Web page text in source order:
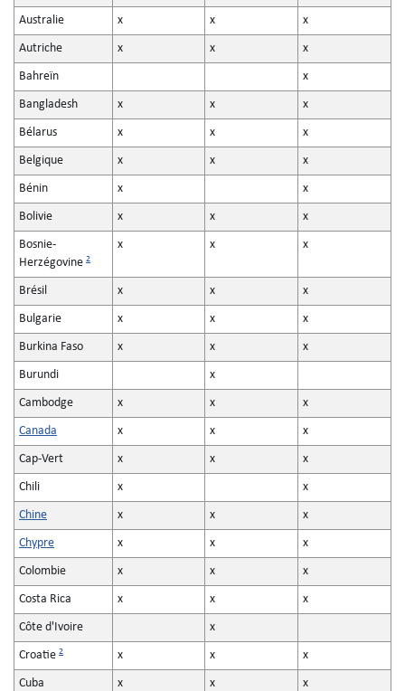
Australie x x x
Autriche x x x
Bahreïn x
Bangladesh x x x
Bélarus x x x
Belgique x x x
Bénin x x
Bolivie x x x
Bosnie-
Herzégovine 2
x x x
Brésil x x x
Bulgarie x x x
Burkina Faso x x x
Burundi x
Cambodge x x x
Canada x x x
Cap-Vert x x x
Chili x x
Chine x x x
Chypre x x x
Colombie x x x
Costa Rica x x x
Côte d'Ivoire x
Croatie 2 x x x
Cuba x x x